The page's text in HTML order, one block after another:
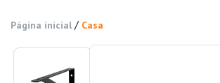
Página inicial / Casa